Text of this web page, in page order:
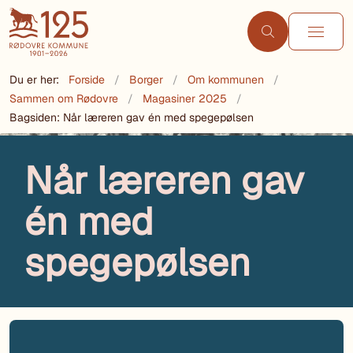
Du er her: Forside Borger
Om kommunen
Sammen om Rødovre
Magasiner 2025
Bagsiden: Når læreren gav én med spegepølsen
Når læreren gav
én med
spegepølsen